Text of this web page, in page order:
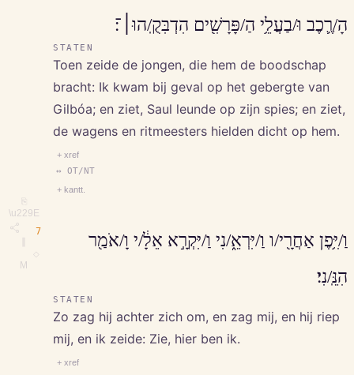
⎘
\u229E
M
הָ/רֶ֛כֶב וּ/בַעֲלֵ֥י הַ/פָּרָשִׁ֖ים הִדְבִּקֻֽ/הוּ׀־׃
STATEN
Toen zeide de jongen, die hem de boodschap
bracht: Ik kwam bij geval op het gebergte van
Gilbóa; en ziet, Saul leunde op zijn spies; en ziet,
de wagens en ritmeesters hielden dicht op hem.
+ xref
↔ OT/NT
+ kantt.
7
וַ/יִּ֥פֶן אַחֲרָ֖י/ו וַ/יִּרְאֵ֑/נִי וַ/יִּקְרָ֣א אֵלָ֔/י וָ/אֹמַ֖ר
הִנֵּֽ/נִי׃
STATEN
Zo zag hij achter zich om, en zag mij, en hij riep
mij, en ik zeide: Zie, hier ben ik.
+ xref